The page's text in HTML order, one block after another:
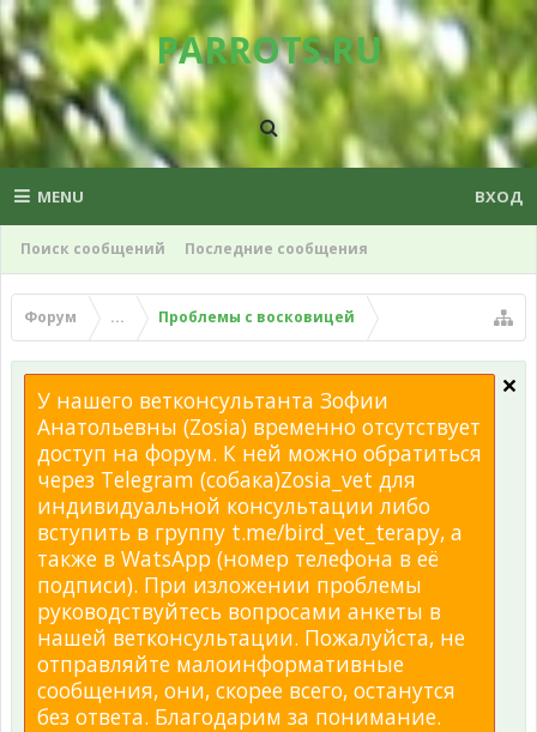
PARROTS.RU
MENU
Поиск сообщений Последние сообщения
ВХОД
Форум ... Проблемы с восковицей
У нашего ветконсультанта Зофии
Анатольевны (Zosia) временно отсутствует
доступ на форум. К ней можно обратиться
через Telegram (собака)Zosia_vet для
индивидуальной консультации либо
вступить в группу t.me/bird_vet_terapy, а
также в WatsApp (номер телефона в её
подписи). При изложении проблемы
руководствуйтесь вопросами анкеты в
нашей ветконсультации. Пожалуйста, не
отправляйте малоинформативные
сообщения, они, скорее всего, останутся
без ответа. Благодарим за понимание.